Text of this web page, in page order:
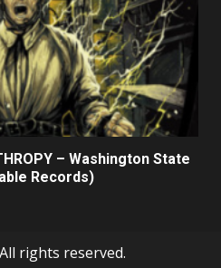
– Washington State
Records)
rights reserved.